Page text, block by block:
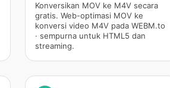
Konversikan MOV ke M4V secara
gratis. Web-optimasi MOV ke
konversi video M4V pada WEBM.to
· sempurna untuk HTML5 dan
streaming.